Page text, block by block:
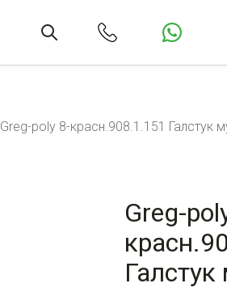
Greg-poly 8-красн.908.1.151 Галстук
Greg-